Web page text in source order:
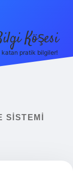
Köşesi
katan pratik bilgiler!
SISTEMI